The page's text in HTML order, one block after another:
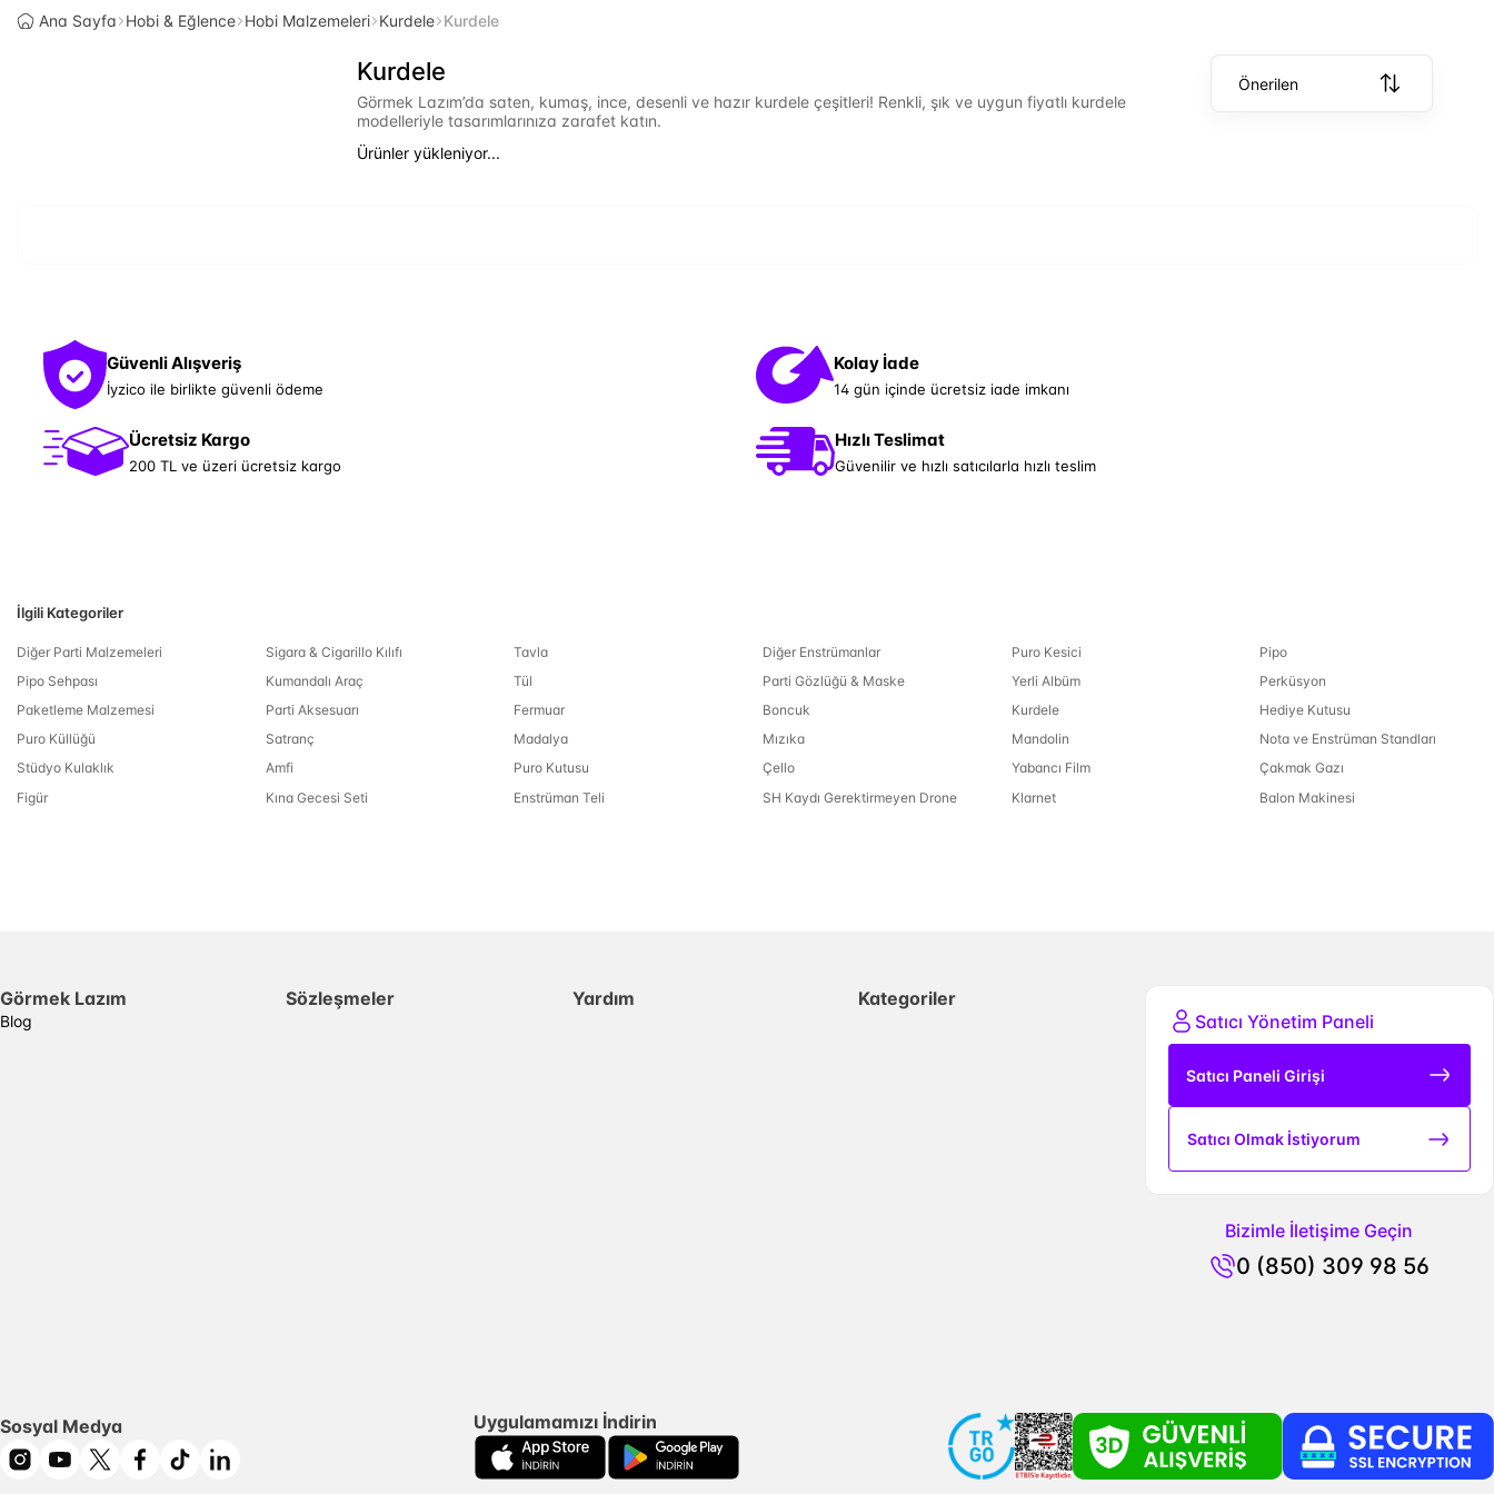
Ana Sayfa Hobi & Eğlence Hobi Malzemeleri Kurdele Kurdele
Kurdele
Görmek Lazım’da saten, kumaş, ince, desenli ve hazır kurdele çeşitleri! Renkli, şık ve uygun fiyatlı kurdele
modelleriyle tasarımlarınıza zarafet katın.
Önerilen
Ürünler yükleniyor...
Güvenli Alışveriş
İyzico ile birlikte güvenli ödeme
Kolay İade
14 gün içinde ücretsiz iade imkanı
Ücretsiz Kargo
200 TL ve üzeri ücretsiz kargo
Hızlı Teslimat
Güvenilir ve hızlı satıcılarla hızlı teslim
İlgili Kategoriler
Diğer Parti Malzemeleri
Pipo Sehpası
Paketleme Malzemesi
Puro Küllüğü
Stüdyo Kulaklık
Figür
Sigara & Cigarillo Kılıfı
Kumandalı Araç
Parti Aksesuarı
Satranç
Amfi
Kına Gecesi Seti
Tavla
Tül
Fermuar
Madalya
Puro Kutusu
Enstrüman Teli
Diğer Enstrümanlar
Parti Gözlüğü & Maske
Boncuk
Mızıka
Çello
SH Kaydı Gerektirmeyen Drone
Puro Kesici
Yerli Albüm
Kurdele
Mandolin
Yabancı Film
Klarnet
Pipo
Perküsyon
Hediye Kutusu
Nota ve Enstrüman Standları
Çakmak Gazı
Balon Makinesi
Görmek Lazım
Blog
Sözleşmeler Yardım
Kategoriler
Satıcı Yönetim Paneli
Satıcı Paneli Girişi
Satıcı Olmak İstiyorum
Bizimle İletişime Geçin
0 (850) 309 98 56
Sosyal Medya Uygulamamızı İndirin